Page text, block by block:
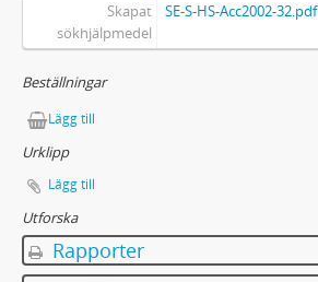
Skapat
sökhjälpmedel
SE-S-HS-Acc2002-32.pdf
Beställningar
Lägg till
Urklipp
Lägg till
Utforska
Rapporter